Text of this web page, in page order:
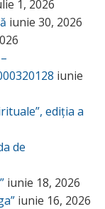
1, 2026
iunie 30, 2026
iunie
ediția a
de
iunie 18, 2026
iunie 16, 2026